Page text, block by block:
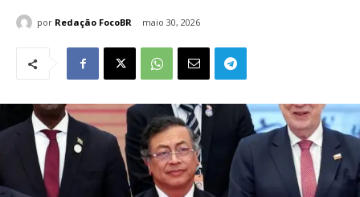
por Redação FocoBR maio 30, 2026